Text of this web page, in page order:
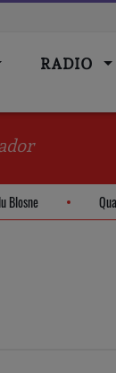
RADIO
du Blosne